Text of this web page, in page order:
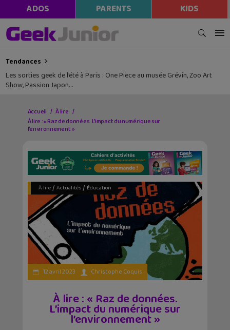
ADOS PARENTS KIDS
Tendances
Les sorties geek de l’été à Paris : One Piece au musée Grévin, Zoo Art
Show, Passion Japon…
Accueil
À lire
À lire : « Raz de données. L’impact du numérique sur
l’environnement »
À lire/ Actualités/ Éducation
12 avril 2023 Christophe Coquis
À lire : « Raz de données.
L’impact du numérique sur
l’environnement »